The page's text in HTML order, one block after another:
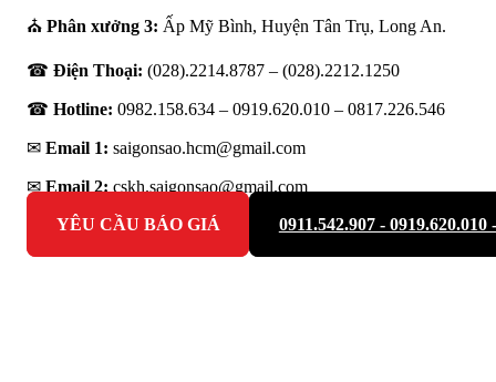
⛪ Phân xưởng 3: Ấp Mỹ Bình, Huyện Tân Trụ, Long An.
☎ Điện Thoại: (028).2214.8787 – (028).2212.1250
☎ Hotline: 0982.158.634 – 0919.620.010 – 0817.226.546
✉ Email 1: saigonsao.hcm@gmail.com
✉ Email 2: cskh.saigonsao@gmail.com
YÊU CẦU BÁO GIÁ
0911.542.907 - 0919.620.010